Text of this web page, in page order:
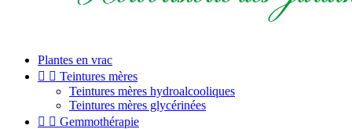
Plantes en vrac
  Teintures mères
Teintures mères hydroalcooliques
Teintures mères glycérinées
  Gemmothérapie